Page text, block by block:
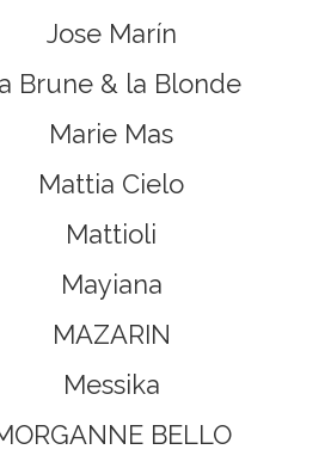
Jose Marín
Brune & la Blonde
Marie Mas
Mattia Cielo
Mattioli
Mayiana
MAZARIN
Messika
BELLO